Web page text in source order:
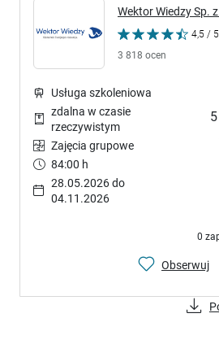
Wektor Wiedzy Sp.
4,5 / 5
3 818 ocen
Usługa szkoleniowa
zdalna w czasie
rzeczywistym
Zajęcia grupowe
84:00 h
28.05.2026 do
04.11.2026
0
Obserwuj